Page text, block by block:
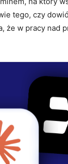
tego, czy
że w pracy nad